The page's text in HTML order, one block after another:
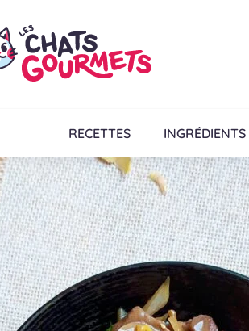
RECETTES INGRÉDIENTS